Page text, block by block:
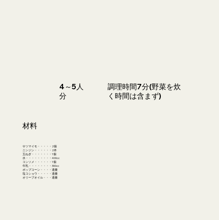
4～5⼈
分
調理時間7分(野菜を炊
く時間は含まず)
材料
サツマイモ・・・・・2個
ニンジン・・・・・・2本
玉ねぎ・・・・・・・1個
水・・・・・・・・・400cc
コンソメ・・・・・・1個
牛乳・・・・・・・・300cc
ポップコーン・・・・適量
塩コショウ・・・・・適量
オリーブオイル・・・適量